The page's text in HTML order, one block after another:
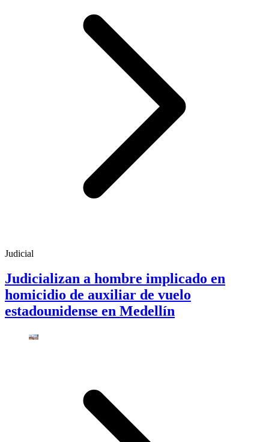
Judicial
Judicializan a hombre implicado en
homicidio de auxiliar de vuelo
estadounidense en Medellín